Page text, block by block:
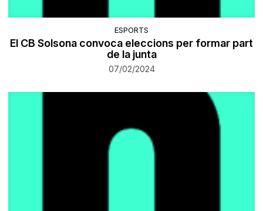
ESPORTS
El CB Solsona convoca eleccions per formar part
de la junta
07/02/2024